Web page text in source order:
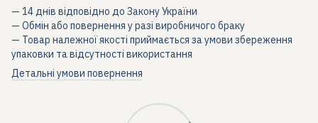
— 14 днів відповідно до Закону України
— Обмін або повернення у разі виробничого браку
— Товар належної якості приймається за умови збереження
упаковки та відсутності використання
Детальні умови повернення